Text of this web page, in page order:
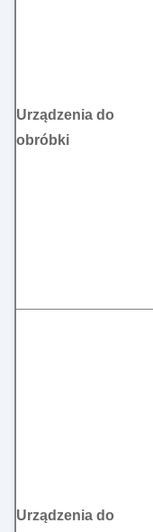
Urządzenia do
obróbki
Urządzenia do